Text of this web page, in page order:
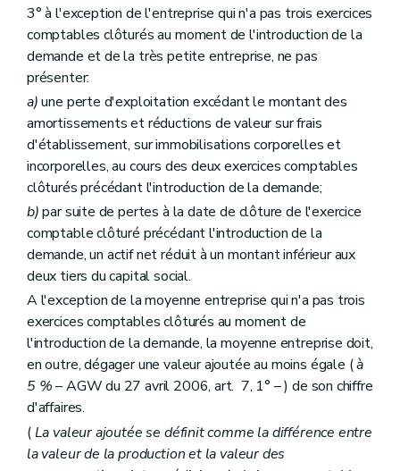
3° à l'exception de l'entreprise qui n'a pas trois exercices
comptables clôturés au moment de l'introduction de la
demande et de la très petite entreprise, ne pas
présenter:
a)une perte d'exploitation excédant le montant des
amortissements et réductions de valeur sur frais
d'établissement, sur immobilisations corporelles et
incorporelles, au cours des deux exercices comptables
clôturés précédant l'introduction de la demande;
b)par suite de pertes à la date de clôture de l'exercice
comptable clôturé précédant l'introduction de la
demande, un actif net réduit à un montant inférieur aux
deux tiers du capital social.
A l'exception de la moyenne entreprise qui n'a pas trois
exercices comptables clôturés au moment de
l'introduction de la demande, la moyenne entreprise doit,
en outre, dégager une valeur ajoutée au moins égale (à
5 %– AGW du 27 avril 2006, art. 7, 1° – ) de son chiffre
d'affaires.
(La valeur ajoutée se définit comme la différence entre
la valeur de la production et la valeur des